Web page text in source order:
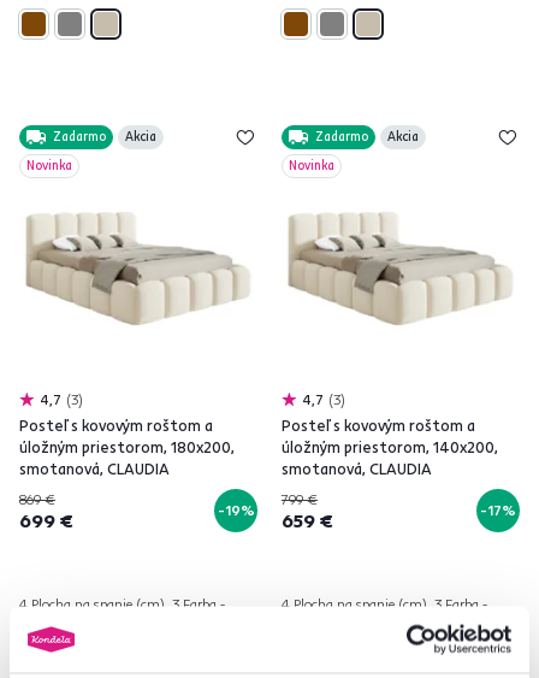
Zadarmo
Akcia
Novinka
4,7 3
Posteľ s kovovým roštom a
úložným priestorom, 180x200,
smotanová, CLAUDIA
869 €
699 € -19%
4 Plocha na spanie (cm), 3 Farba -
detailná
Zadarmo
Akcia
Novinka
4,7 3
Posteľ s kovovým roštom a
úložným priestorom, 140x200,
smotanová, CLAUDIA
799 €
659 € -17%
4 Plocha na spanie (cm), 3 Farba -